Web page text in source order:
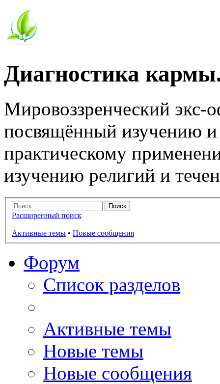
Диагностика
Мировоззренческий
посвящённый изучению
практическому
изучению религий и
Расширенный поиск
Активные темы • Новые сообщения
Форум
Список разделов
Активные темы
Новые темы
Новые сообщения